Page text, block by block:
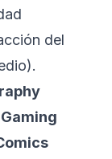
del
Gaming